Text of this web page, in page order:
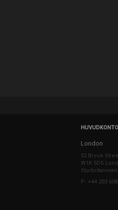
London
52 Brook
W1K 5DS
Storbritannien
P: +44 203 608